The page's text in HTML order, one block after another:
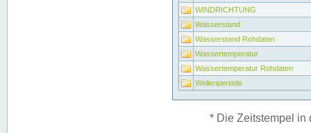
WINDRICHTUNG
Wasserstand
Wasserstand Rohdaten
Wassertemperatur
Wassertemperatur Rohdaten
Wellenperiode
* Die Zeitstempel in